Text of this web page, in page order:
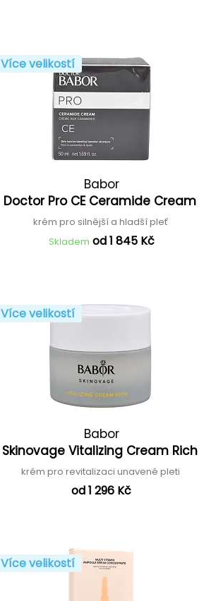
Více velikostí
Babor
Doctor Pro CE Ceramide Cream
krém pro silnější a hladší pleť
Skladem od 1 845 Kč
Více velikostí
Babor
Skinovage Vitalizing Cream Rich
krém pro revitalizaci unavené pleti
od 1 296 Kč
Více velikostí